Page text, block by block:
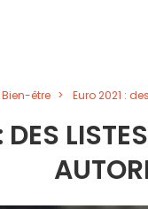
Bien-être Euro 2021 :
DES